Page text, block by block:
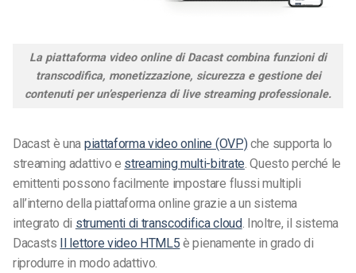
La piattaforma video online di Dacast combina funzioni di
transcodifica, monetizzazione, sicurezza e gestione dei
contenuti per un’esperienza di live streaming professionale.
Dacast è una piattaforma video online (OVP)che supporta lo
streaming adattivo e streaming multi-bitrate . Questo perché le
emittenti possono facilmente impostare flussi multipli
all’interno della piattaforma online grazie a un sistema
integrato di strumenti di transcodifica cloud. Inoltre, il sistema
Dacasts Il lettore video HTML5 è pienamente in grado di
riprodurre in modo adattivo.